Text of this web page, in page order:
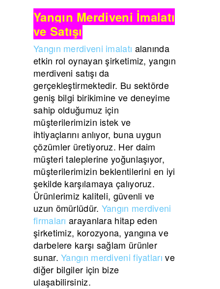
Yangın Merdiveni İmalatı
ve Satışı
Yangın merdiveni imalatı alanında
etkin rol oynayan şirketimiz, yangın
merdiveni satışı da
gerçekleştirmektedir. Bu sektörde
geniş bilgi birikimine ve deneyime
sahip olduğumuz için
müşterilerimizin istek ve
ihtiyaçlarını anlıyor, buna uygun
çözümler üretiyoruz. Her daim
müşteri taleplerine yoğunlaşıyor,
müşterilerimizin beklentilerini en iyi
şekilde karşılamaya çalıyoruz.
Ürünlerimiz kaliteli, güvenli ve
uzun ömürlüdür. Yangın merdiveni
firmaları arayanlara hitap eden
şirketimiz, korozyona, yangına ve
darbelere karşı sağlam ürünler
sunar.Yangın merdiveni fiyatları ve
diğer bilgiler için bize
ulaşabilirsiniz.